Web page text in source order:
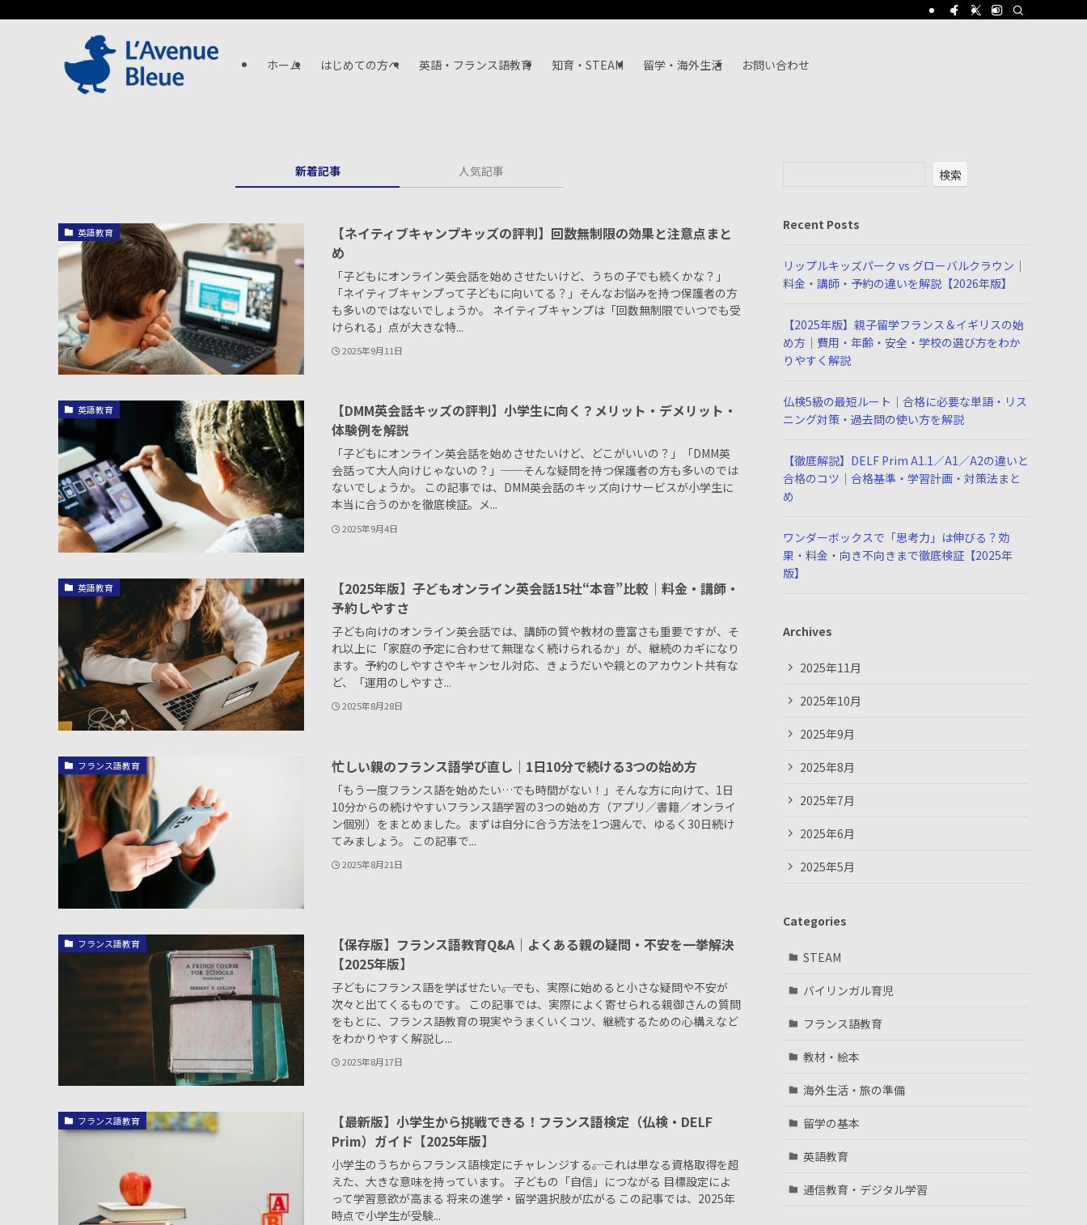
ホーム はじめての方へ 英語・フランス語教育 知育・STEAM 留学・海外生活 お問い合わせ
新着記事 人気記事
英語教育
【ネイティブキャンプキッズの評判】回数無制限の効果と注意点まと
め
「子どもにオンライン英会話を始めさせたいけど、うちの子でも続くかな？」
「ネイティブキャンプって子どもに向いてる？」そんなお悩みを持つ保護者の方
も多いのではないでしょうか。 ネイティブキャンプは「回数無制限でいつでも受
けられる」点が大きな特...
2025年9月11日
英語教育
【DMM英会話キッズの評判】小学生に向く？メリット・デメリット・
体験例を解説
「子どもにオンライン英会話を始めさせたいけど、どこがいいの？」「DMM英
会話って大人向けじゃないの？」──そんな疑問を持つ保護者の方も多いのでは
ないでしょうか。 この記事では、DMM英会話のキッズ向けサービスが小学生に
本当に合うのかを徹底検証。メ...
2025年9月4日
英語教育
【2025年版】子どもオンライン英会話15社“本音”比較｜料金・講師・
予約しやすさ
子ども向けのオンライン英会話では、講師の質や教材の豊富さも重要ですが、そ
れ以上に「家庭の予定に合わせて無理なく続けられるか」が、継続のカギになり
ます。予約のしやすさやキャンセル対応、きょうだいや親とのアカウント共有な
ど、「運用のしやすさ...
2025年8月28日
フランス語教育 忙しい親のフランス語学び直し｜1日10分で続ける3つの始め方
「もう一度フランス語を始めたい…でも時間がない！」そんな方に向けて、1日
10分からの続けやすいフランス語学習の3つの始め方（アプリ／書籍／オンライ
ン個別）をまとめました。まずは自分に合う方法を1つ選んで、ゆるく30日続け
てみましょう。 この記事で...
2025年8月21日
フランス語教育
【保存版】フランス語教育Q&A｜よくある親の疑問・不安を一挙解決
【2025年版】
子どもにフランス語を学ばせたい――。でも、実際に始めると小さな疑問や不安が
次々と出てくるものです。 この記事では、実際によく寄せられる親御さんの質問
をもとに、フランス語教育の現実やうまくいくコツ、継続するための心構えなど
をわかりやすく解説し...
2025年8月17日
フランス語教育
【最新版】小学生から挑戦できる！フランス語検定（仏検・DELF
Prim）ガイド【2025年版】
小学生のうちからフランス語検定にチャレンジする――。これは単なる資格取得を超
えた、大きな意味を持っています。 子どもの「自信」につながる 目標設定によ
って学習意欲が高まる 将来の進学・留学選択肢が広がる この記事では、2025年
時点で小学生が受験...
検索
Recent Posts
リップルキッズパーク vs グローバルクラウン｜
料金・講師・予約の違いを解説【2026年版】
【2025年版】親子留学フランス＆イギリスの始
め方｜費用・年齢・安全・学校の選び方をわか
りやすく解説
仏検5級の最短ルート｜合格に必要な単語・リス
ニング対策・過去問の使い方を解説
【徹底解説】DELF Prim A1.1／A1／A2の違いと
合格のコツ｜合格基準・学習計画・対策法まと
め
ワンダーボックスで「思考力」は伸びる？効
果・料金・向き不向きまで徹底検証【2025年
版】
Archives
2025年11月
2025年10月
2025年9月
2025年8月
2025年7月
2025年6月
2025年5月
Categories
STEAM
バイリンガル育児
フランス語教育
教材・絵本
海外生活・旅の準備
留学の基本
英語教育
通信教育・デジタル学習